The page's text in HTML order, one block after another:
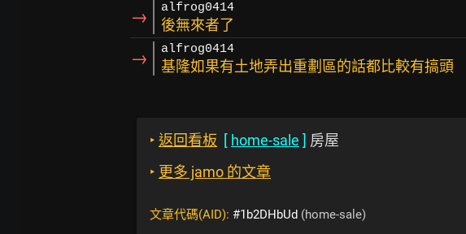
→ alfrog0414
後無來者了
→ alfrog0414
基隆如果有土地弄出重劃區的話都比較有搞頭
‣ 返回看板 [ home-sale ] 房屋
‣ 更多 jamo 的文章
文章代碼(AID): #1b2DHbUd (home-sale)